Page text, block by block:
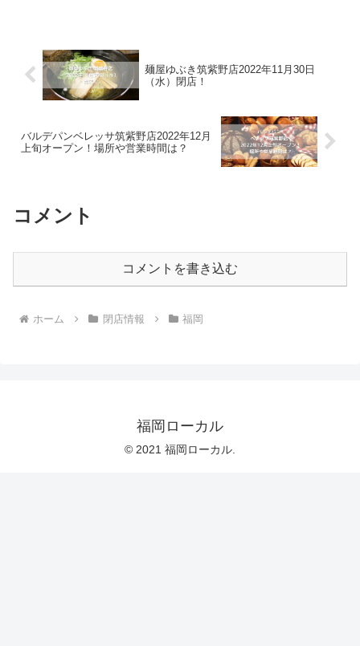
麺屋ゆぶき筑紫野店2022年11月30日
（水）閉店！
バルデパンベレッサ筑紫野店2022年12月
上旬オープン！場所や営業時間は？
コメント
コメントを書き込む
ホーム 閉店情報 福岡
福岡ローカル
© 2021 福岡ローカル.